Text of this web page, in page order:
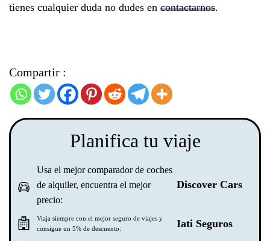
tienes cualquier duda no dudes en contactarnos.
Compartir :
Planifica tu viaje
Usa el mejor comparador de coches
de alquiler, encuentra el mejor
precio:
Discover Cars
Viaja siempre con el mejor seguro de viajes y
consigue un 5% de descuento:
Iati Seguros